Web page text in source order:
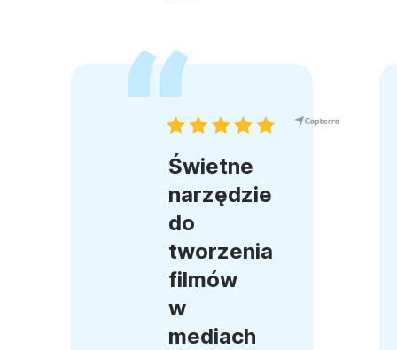
Świetne
narzędzie
do
tworzenia
filmów
w
mediach